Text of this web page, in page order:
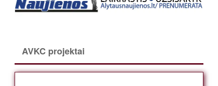
AVKC projektai